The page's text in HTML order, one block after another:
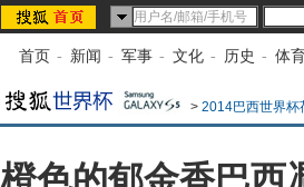
首页 - 新闻 - 军事 - 文化 - 历史 - 体育
> 2014巴西世界杯